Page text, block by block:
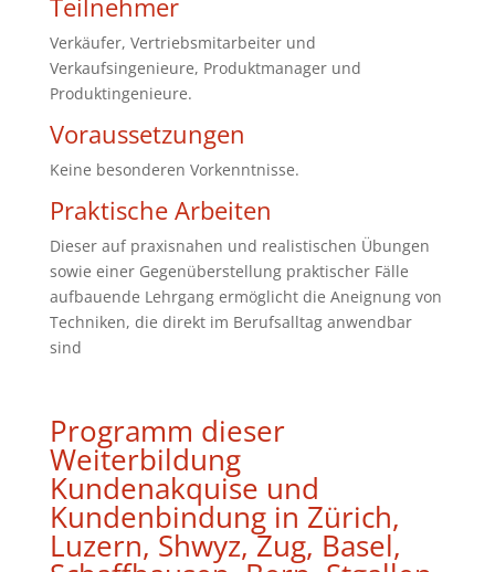
Teilnehmer
Verkäufer, Vertriebsmitarbeiter und
Verkaufsingenieure, Produktmanager und
Produktingenieure.
Voraussetzungen
Keine besonderen Vorkenntnisse.
Praktische Arbeiten
Dieser auf praxisnahen und realistischen Übungen
sowie einer Gegenüberstellung praktischer Fälle
aufbauende Lehrgang ermöglicht die Aneignung von
Techniken, die direkt im Berufsalltag anwendbar
sind
Programm dieser
Weiterbildung
Kundenakquise und
Kundenbindung in Zürich,
Luzern, Shwyz, Zug, Basel,